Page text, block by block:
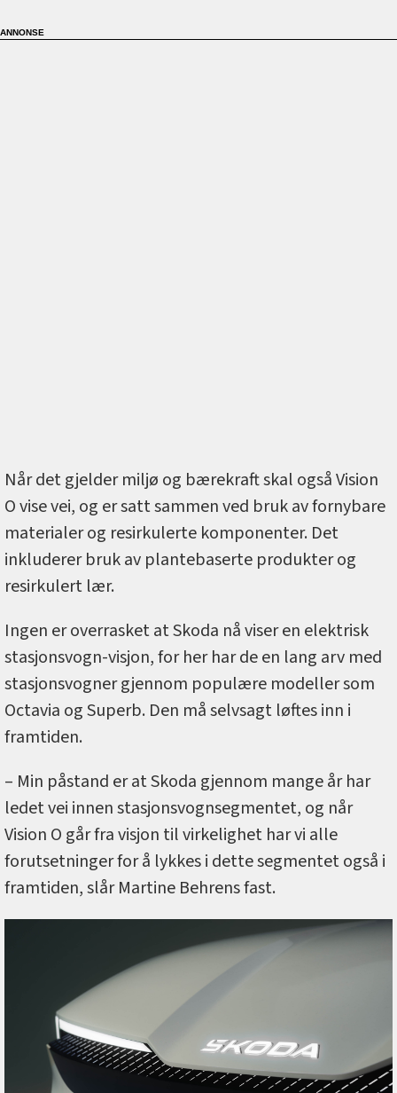
Når det gjelder miljø og bærekraft skal også Vision
O vise vei, og er satt sammen ved bruk av fornybare
materialer og resirkulerte komponenter. Det
inkluderer bruk av plantebaserte produkter og
resirkulert lær.
Ingen er overrasket at Skoda nå viser en elektrisk
stasjonsvogn-visjon, for her har de en lang arv med
stasjonsvogner gjennom populære modeller som
Octavia og Superb. Den må selvsagt løftes inn i
framtiden.
– Min påstand er at Skoda gjennom mange år har
ledet vei innen stasjonsvognsegmentet, og når
Vision O går fra visjon til virkelighet har vi alle
forutsetninger for å lykkes i dette segmentet også i
framtiden, slår Martine Behrens fast.